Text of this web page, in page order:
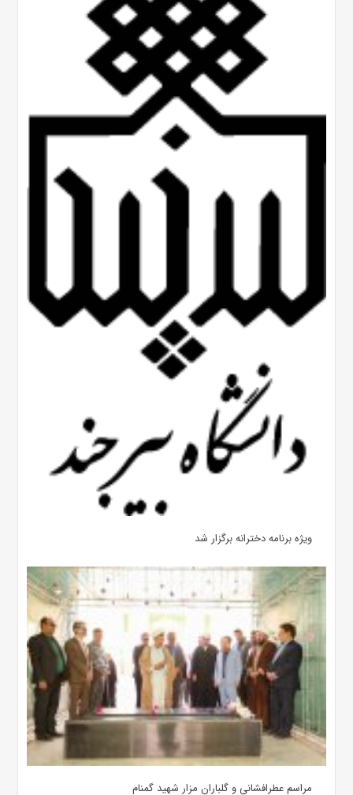
ویژه برنامه دخترانه برگزار شد
مراسم عطرافشانی و گلباران مزار شهید گمنام